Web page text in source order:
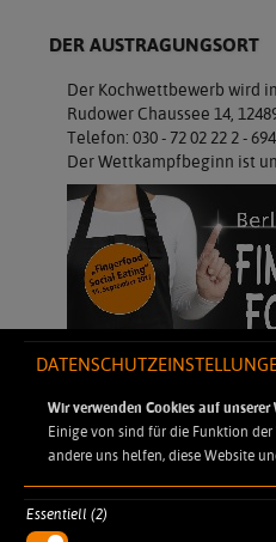
Wir verwenden Cookies auf unserer
Einige von sind für die Funktion
andere uns helfen, diese Website
Essentiell (2)
DER AUSTRAGUNGSORT
Der Kochwettbewerb wird
Rudower Chaussee 14,
Telefon: 030 - 72 02 22 2 -
Der Wettkampfbeginn ist